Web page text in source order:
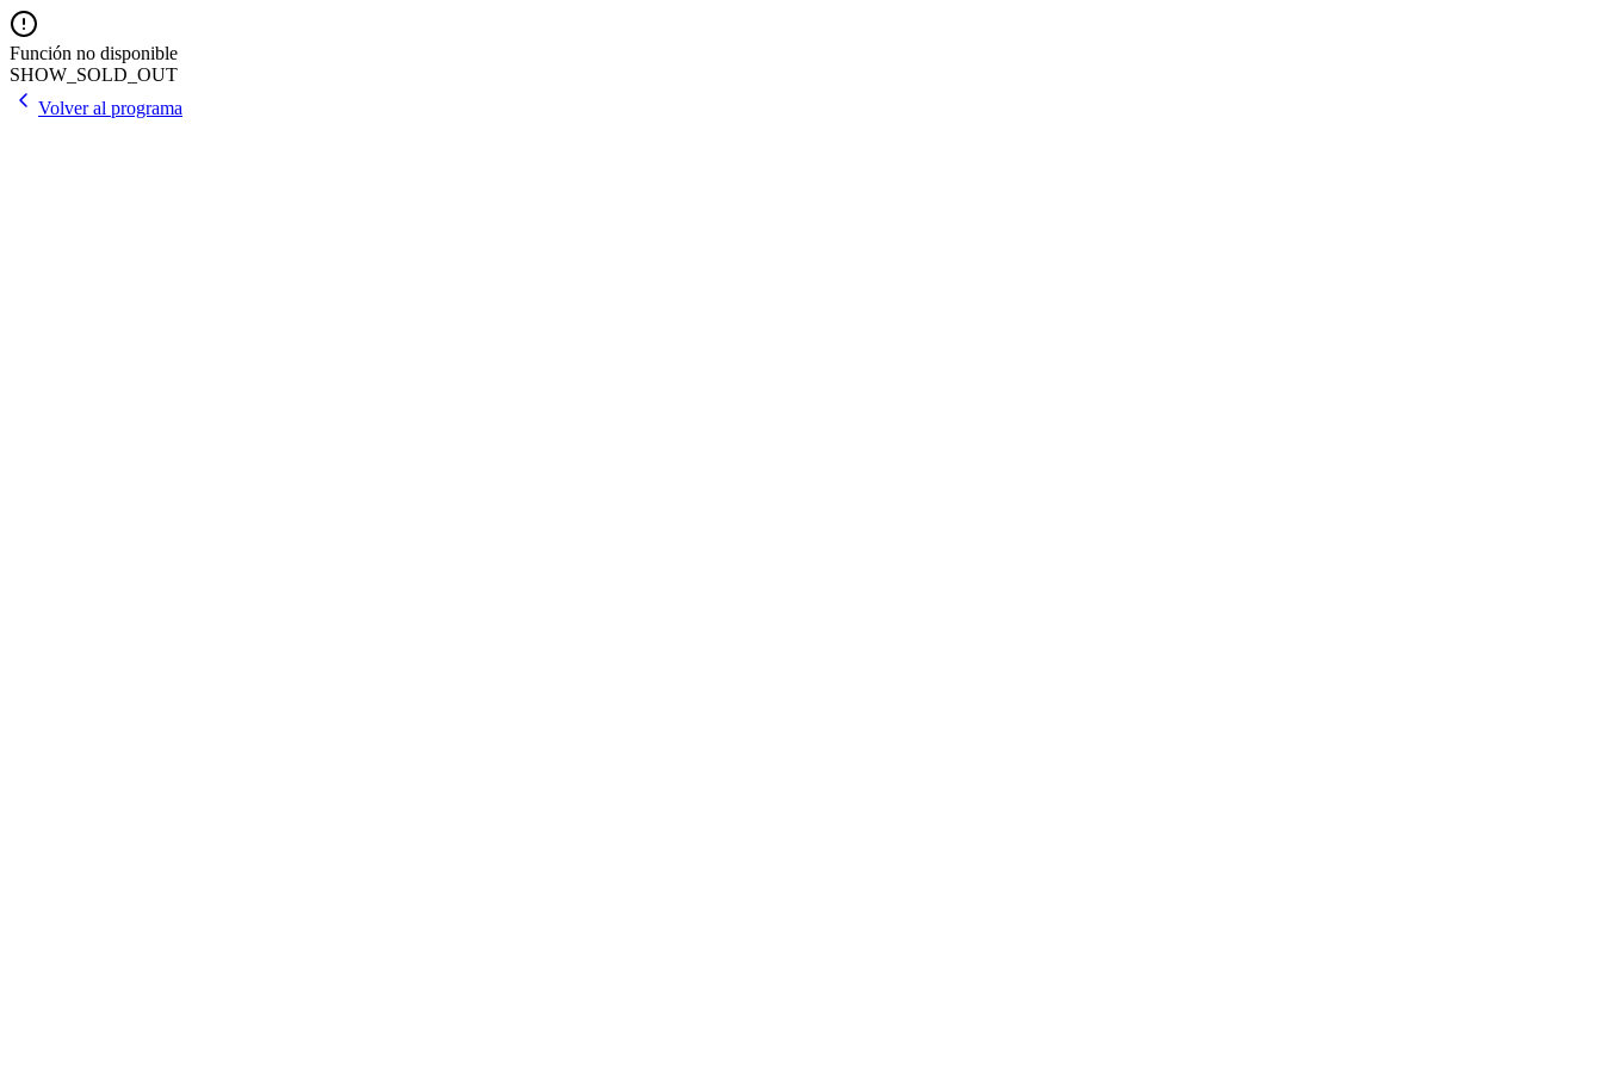
Función no disponible
SHOW_SOLD_OUT
Volver al programa